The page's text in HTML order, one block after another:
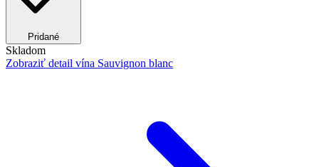
Pridané
Skladom
Zobraziť detail vína Sauvignon blanc